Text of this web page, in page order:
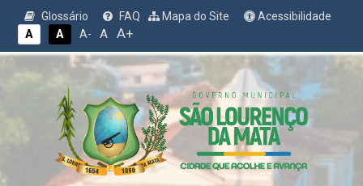
Glossário FAQ Mapa do Site
Acessibilidade
A
A A- A A+